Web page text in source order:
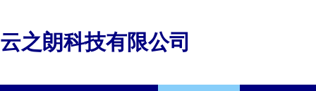
云之朗科技有限公司